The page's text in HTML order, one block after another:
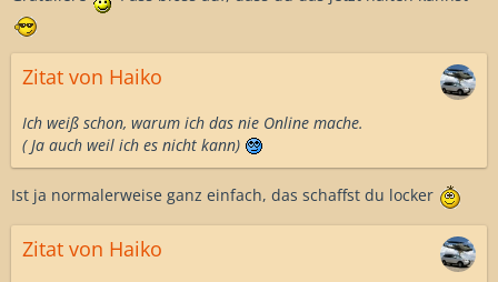
Zitat von Haiko
Ich weiß schon, warum ich das nie Online mache.
( Ja auch weil ich es nicht kann)
Ist ja normalerweise ganz einfach, das schaffst du locker
Zitat von Haiko